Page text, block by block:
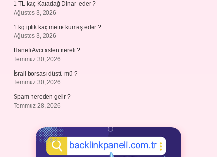
1 TL kaç Karadağ Dinarı eder ?
Ağustos 3, 2026
1 kg iplik kaç metre kumaş eder ?
Ağustos 3, 2026
Hanefi Avcı aslen nereli ?
Temmuz 30, 2026
İsrail borsası düştü mü ?
Temmuz 30, 2026
Spam nereden gelir ?
Temmuz 28, 2026